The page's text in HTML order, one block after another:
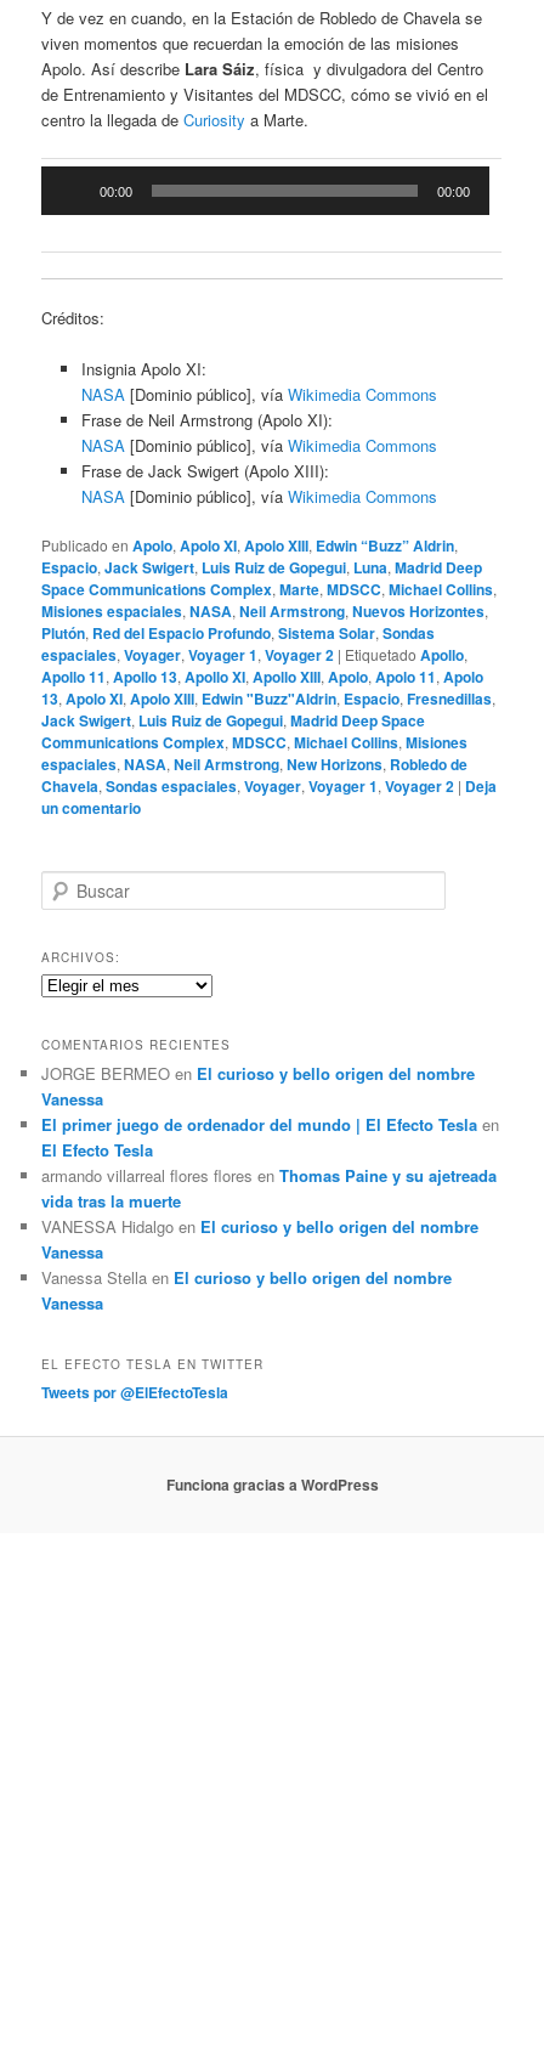
Y de vez en cuando, en la Estación de Robledo de Chavela se
viven momentos que recuerdan la emoción de las misiones
Apolo. Así describe Lara Sáiz, física y divulgadora del Centro
de Entrenamiento y Visitantes del MDSCC, cómo se vivió en el
centro la llegada deCuriosity a Marte.
00:00 00:00
Créditos:
Insignia Apolo XI:
NASA[Dominio público], vía Wikimedia Commons
Frase de Neil Armstrong (Apolo XI):
NASA[Dominio público], vía Wikimedia Commons
Frase de Jack Swigert (Apolo XIII):
NASA[Dominio público], vía Wikimedia Commons
Publicado en Apolo,Apolo XI,Apolo XIII, Edwin “Buzz” Aldrin,
Espacio,Jack Swigert, Luis Ruiz de Gopegui, Luna,Madrid Deep
Space Communications Complex,Marte,MDSCC,Michael Collins,
Misiones espaciales,NASA,Neil Armstrong,Nuevos Horizontes,
Plutón, Red del Espacio Profundo,Sistema Solar,Sondas
espaciales,Voyager,Voyager 1,Voyager 2 | Etiquetado Apollo,
Apollo 11,Apollo 13,Apollo XI,Apollo XIII,Apolo,Apolo 11,Apolo
13,Apolo XI,Apolo XIII, Edwin "Buzz"Aldrin, Espacio,Fresnedillas,
Jack Swigert, Luis Ruiz de Gopegui,Madrid Deep Space
Communications Complex,MDSCC,Michael Collins,Misiones
espaciales,NASA,Neil Armstrong,New Horizons, Robledo de
Chavela,Sondas espaciales,Voyager,Voyager 1,Voyager 2 | Deja
un comentario
u
c
a
r
ARCHIVOS:
Archivos:
COMENTARIOS RECIENTES
JORGE BERMEO en El curioso y bello origen del nombre
Vanessa
El primer juego de ordenador del mundo | El Efecto Tesla en
El Efecto Tesla
armando villarreal flores flores enThomas Paine y su ajetreada
vida tras la muerte
VANESSA Hidalgo en El curioso y bello origen del nombre
Vanessa
Vanessa Stella en El curioso y bello origen del nombre
Vanessa
EL EFECTO TESLA EN TWITTER
Tweets por @ElEfectoTesla
Funciona gracias a WordPress